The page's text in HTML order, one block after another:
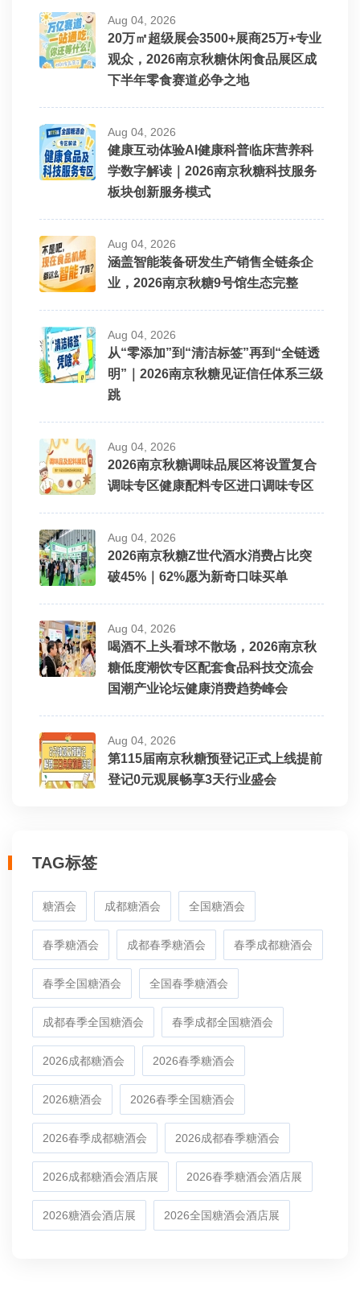
Aug 04, 2026
20万㎡超级展会3500+展商25万+专业
观众，2026南京秋糖休闲食品展区成
下半年零食赛道必争之地
Aug 04, 2026
健康互动体验AI健康科普临床营养科
学数字解读｜2026南京秋糖科技服务
板块创新服务模式
Aug 04, 2026
涵盖智能装备研发生产销售全链条企
业，2026南京秋糖9号馆生态完整
Aug 04, 2026
从“零添加”到“清洁标签”再到“全链透
明”｜2026南京秋糖见证信任体系三级
跳
Aug 04, 2026
2026南京秋糖调味品展区将设置复合
调味专区健康配料专区进口调味专区
Aug 04, 2026
2026南京秋糖Z世代酒水消费占比突
破45%｜62%愿为新奇口味买单
Aug 04, 2026
喝酒不上头看球不散场，2026南京秋
糖低度潮饮专区配套食品科技交流会
国潮产业论坛健康消费趋势峰会
Aug 04, 2026
第115届南京秋糖预登记正式上线提前
登记0元观展畅享3天行业盛会
TAG标签
糖酒会 成都糖酒会 全国糖酒会
春季糖酒会 成都春季糖酒会 春季成都糖酒会
春季全国糖酒会 全国春季糖酒会
成都春季全国糖酒会 春季成都全国糖酒会
2026成都糖酒会 2026春季糖酒会
2026糖酒会 2026春季全国糖酒会
2026春季成都糖酒会 2026成都春季糖酒会
2026成都糖酒会酒店展 2026春季糖酒会酒店展
2026糖酒会酒店展 2026全国糖酒会酒店展